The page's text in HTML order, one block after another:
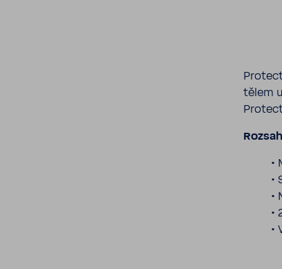
tělem
•
•
•
•
•